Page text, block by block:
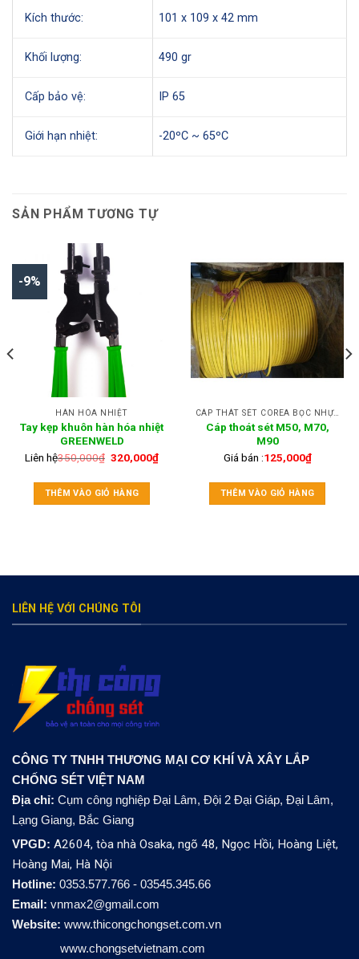
Kích thước: 101 x 109 x 42 mm
Khối lượng: 490 gr
Cấp bảo vệ: IP 65
Giới hạn nhiệt: -20ºC ~ 65ºC
SẢN PHẨM TƯƠNG TỰ
-9%
HÀN HÓA NHIỆT
Tay kẹp khuôn hàn hóa nhiệt
GREENWELD
Liên hệ350,000₫ 320,000₫
THÊM VÀO GIỎ HÀNG
CÁP THÁT SÉT COREA BỌC NHỰA PVC
Cáp thoát sét M50, M70,
M90
Giá bán :125,000₫
THÊM VÀO GIỎ HÀNG
LIÊN HỆ VỚI CHÚNG TÔI
CÔNG TY TNHH THƯƠNG MẠI CƠ KHÍ VÀ XÂY LẮP
CHỐNG SÉT VIỆT NAM
Địa chỉ: Cụm công nghiệp Đại Lâm, Đội 2 Đại Giáp, Đại Lâm,
Lạng Giang, Bắc Giang
VPGD: A2604, tòa nhà Osaka, ngõ 48, Ngọc Hồi, Hoàng Liệt,
Hoàng Mai, Hà Nội
Hotline: 0353.577.766 - 03545.345.66
Email: vnmax2@gmail.com
Website: www.thicongchongset.com.vn
www.chongsetvietnam.com